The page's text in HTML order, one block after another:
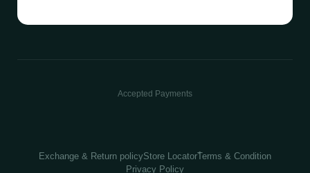
Accepted Payments
Exchange & Return policyStore LocatorُTerms & Condition
Privacy Policy